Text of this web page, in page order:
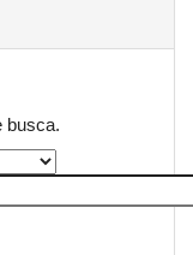
busca.